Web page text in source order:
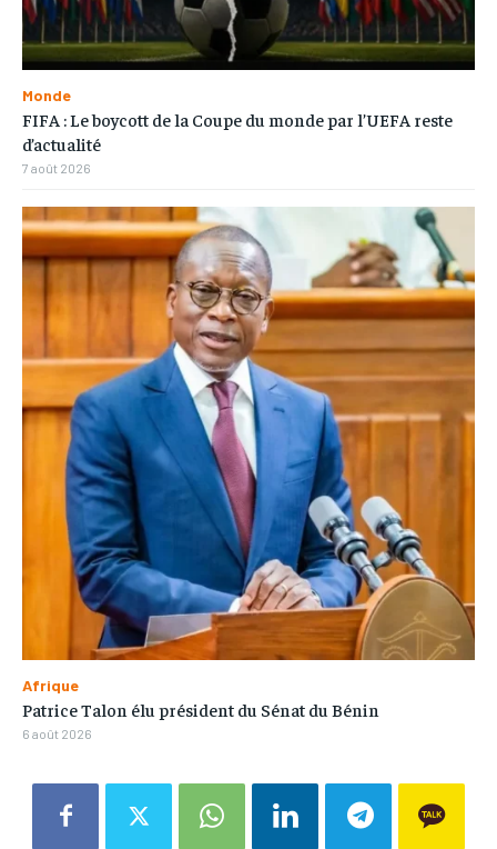
Monde
FIFA : Le boycott de la Coupe du monde par l’UEFA reste
d’actualité
7 août 2026
Afrique
Patrice Talon élu président du Sénat du Bénin
6 août 2026